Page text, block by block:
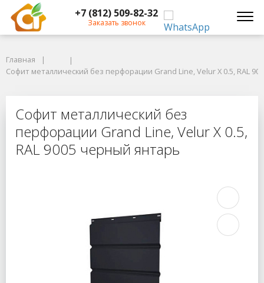
+7 (812) 509-82-32
Заказать звонок
Софит металлический без перфорации Grand Line, Velur X 0.5, RAL
Софит металлический без
Главная
Софит металлический без перфорации Grand Line, Velur X 0.5, RAL
Софит металлический без
перфорации Grand Line, Velur X 0.5,
RAL 9005 черный янтарь